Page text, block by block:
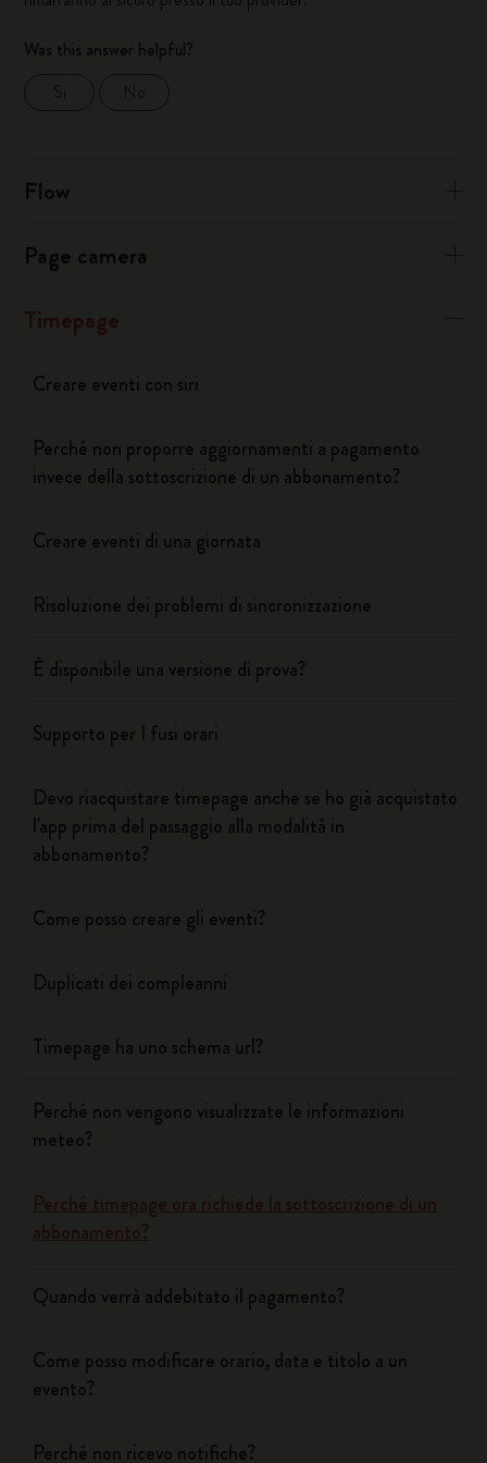
Was this answer helpful?
Flow
Page camera
Timepage
Creare eventi con siri
Perché non proporre aggiornamenti a pagamento
invece della sottoscrizione di un abbonamento?
Creare eventi di una giornata
Risoluzione dei problemi di sincronizzazione
È disponibile una versione di prova?
Supporto per I fusi orari
Devo riacquistare timepage anche se ho già acquistato
l'app prima del passaggio alla modalità in
abbonamento?
Come posso creare gli eventi?
Duplicati dei compleanni
Timepage ha uno schema url?
Perché non vengono visualizzate le informazioni
meteo?
Perché timepage ora richiede la sottoscrizione di un
abbonamento?
Quando verrà addebitato il pagamento?
Come posso modificare orario, data e titolo a un
evento?
Perché non ricevo notifiche?